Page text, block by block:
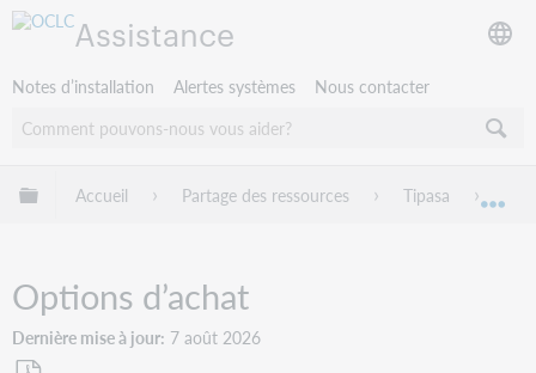
Assistance
Notes d’installation Alertes systèmes Nous contacter
Développer/réduire la hiérarchie globale
Accueil Partage des ressources Tipasa
Options d’achat
Dernière mise à jour 7 août 2026